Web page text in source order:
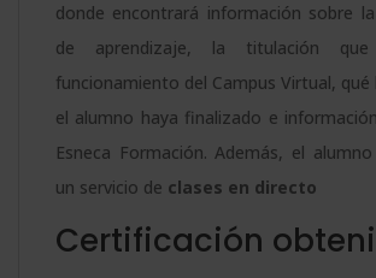
donde encontrará información sobre
de aprendizaje, la titulación
funcionamiento del Campus Virtual, qué
el alumno haya finalizado e
Esneca Formación. Además, el
un servicio de clases en directo
Certificación